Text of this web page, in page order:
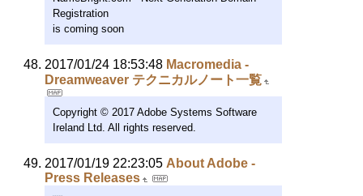
Registration
is coming soon
2017/01/24 18:53:48 Macromedia -
Dreamweaver テクニカルノート一覧
Copyright © 2017 Adobe Systems Software
Ireland Ltd. All rights reserved.
2017/01/19 22:23:05 About Adobe -
Press Releases